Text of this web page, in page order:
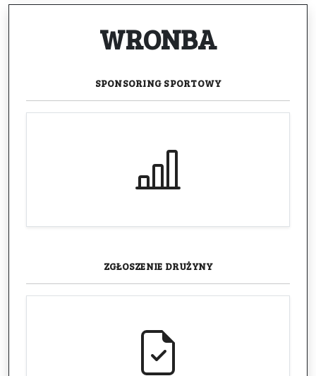
WRONBA
SPONSORING SPORTOWY
ZGŁOSZENIE DRUŻYNY